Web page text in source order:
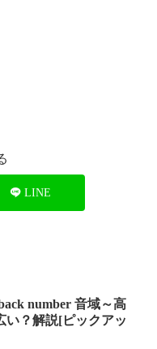
LINE
number 音域～高
い？解説[ピックアッ